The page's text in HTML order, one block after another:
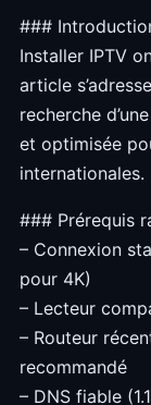
###
Installer IPTV
article
recherche
et optimisée
internationales.
### Prérequis
– Connexion
pour 4K)
– Lecteur
– Routeur
recommandé
– DNS fiable